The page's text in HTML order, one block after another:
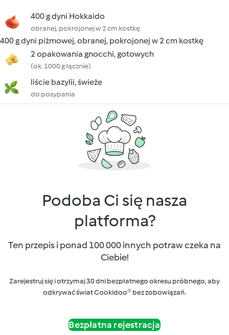
400 g dyni Hokkaido
obranej, pokrojonej w 2 cm kostkę
400 g dyni piżmowej, obranej, pokrojonej w 2 cm kostkę
2 opakowania gnocchi, gotowych
(ok. 1000 g łącznie)
liście bazylii, świeże
do posypania
Podoba Ci się nasza
platforma?
Ten przepis i ponad 100 000 innych potraw czeka na
Ciebie!
Zarejestruj się i otrzymaj 30 dni bezpłatnego okresu próbnego, aby
odkrywać świat Cookidoo® bez zobowiązań.
Bezpłatna rejestracja